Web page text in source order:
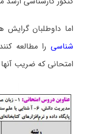
اما داوطلبان
شناسیرا مطالعه
امتحانی که ضریب